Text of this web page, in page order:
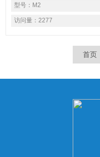
超载车辆静态称重检测，货物
过磅低精度车辆称重或较高精
度静态车辆称重。
型号： M2
访问量： 2277
首页